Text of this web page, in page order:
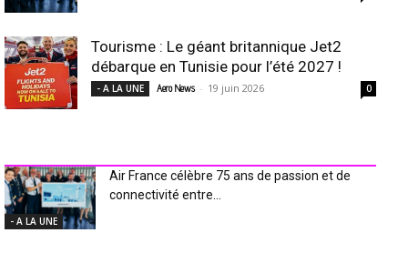
Tourisme : Le géant britannique Jet2
débarque en Tunisie pour l’été 2027 !
- A LA UNE Aero News - 19 juin 2026 0
- A LA UNE
Air France célèbre 75 ans de passion et de
connectivité entre...